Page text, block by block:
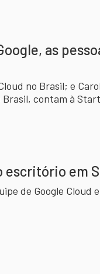
as
no Brasil; e
Brasil, contam à
escritório em
de Google Cloud